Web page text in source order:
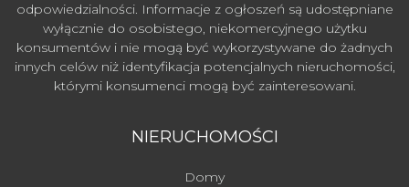
odpowiedzialności. Informacje z ogłoszeń są udostępniane
wyłącznie do osobistego, niekomercyjnego użytku
konsumentów i nie mogą być wykorzystywane do żadnych
innych celów niż identyfikacja potencjalnych nieruchomości,
którymi konsumenci mogą być zainteresowani.
NIERUCHOMOŚCI
Domy